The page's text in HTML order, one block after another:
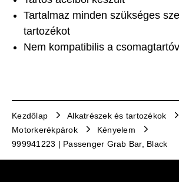
Tartalmaz minden szükséges
tartozékot
Nem kompatibilis a
Kezdőlap
Alkatrészek és tartozékok
Motorkerékpárok
Kényelem
999941223 | Passenger Grab Bar, Black